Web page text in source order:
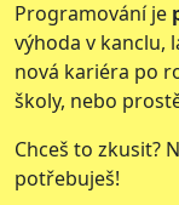
Programování je
výhoda v kanclu,
nová kariéra po
školy, nebo
Chceš to zkusit?
potřebuješ!